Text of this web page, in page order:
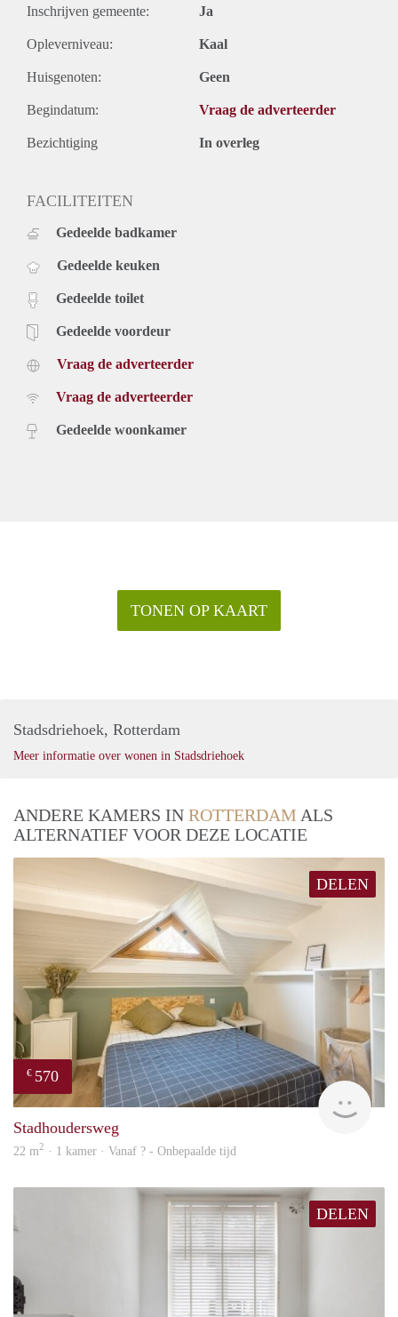
Inschrijven gemeente: Ja
Opleverniveau: Kaal
Huisgenoten: Geen
Begindatum: Vraag de adverteerder
Bezichtiging In overleg
FACILITEITEN
Gedeelde badkamer
Gedeelde keuken
Gedeelde toilet
Gedeelde voordeur
Vraag de adverteerder
Vraag de adverteerder
Gedeelde woonkamer
TONEN OP KAART
Stadsdriehoek, Rotterdam
Meer informatie over wonen in Stadsdriehoek
ANDERE KAMERS IN ROTTERDAM ALS
ALTERNATIEF VOOR DEZE LOCATIE
DELEN
€ 570
Stadhoudersweg
22 m2 · 1 kamer · Vanaf ? - Onbepaalde tijd
DELEN